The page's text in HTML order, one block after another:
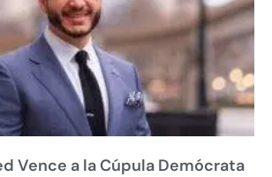
Vence a la Cúpula Demócrata